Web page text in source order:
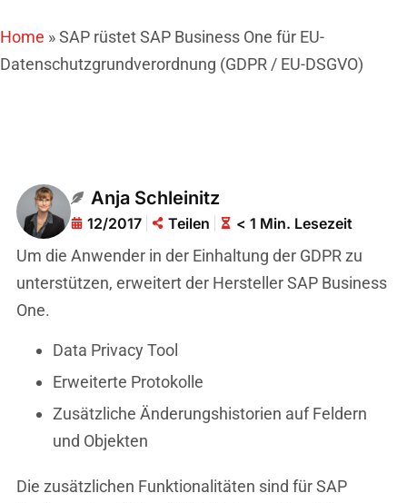
Home »SAP rüstet SAP Business One für EU-
Datenschutzgrundverordnung (GDPR / EU-DSGVO)
Anja Schleinitz
12/2017 Teilen < 1 Min. Lesezeit
Um die Anwender in der Einhaltung der GDPR zu
unterstützen, erweitert der Hersteller SAP Business
One.
Data Privacy Tool
Erweiterte Protokolle
Zusätzliche Änderungshistorien auf Feldern
und Objekten
Die zusätzlichen Funktionalitäten sind für SAP